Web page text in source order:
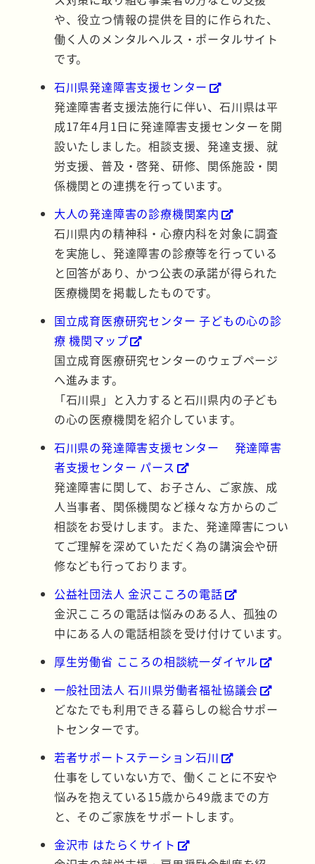
や、役立つ情報の提供を目的に作られた、
働く人のメンタルヘルス・ポータルサイト
です。
石川県発達障害支援センター
発達障害者支援法施行に伴い、石川県は平
成17年4月1日に発達障害支援センターを開
設いたしました。相談支援、発達支援、就
労支援、普及・啓発、研修、関係施設・関
係機関との連携を行っています。
大人の発達障害の診療機関案内
石川県内の精神科・心療内科を対象に調査
を実施し、発達障害の診療等を行っている
と回答があり、かつ公表の承諾が得られた
医療機関を掲載したものです。
国立成育医療研究センター 子どもの心の診
療 機関マップ
国立成育医療研究センターのウェブページ
へ進みます。
「石川県」と入力すると石川県内の子ども
の心の医療機関を紹介しています。
石川県の発達障害支援センター 発達障害
者支援センター パース
発達障害に関して、お子さん、ご家族、成
人当事者、関係機関など様々な方からのご
相談をお受けします。また、発達障害につい
てご理解を深めていただく為の講演会や研
修なども行っております。
公益社団法人 金沢こころの電話
金沢こころの電話は悩みのある人、孤独の
中にある人の電話相談を受け付けています。
厚生労働省 こころの相談統一ダイヤル
一般社団法人 石川県労働者福祉協議会
どなたでも利用できる暮らしの総合サポー
トセンターです。
若者サポートステーション石川
仕事をしていない方で、働くことに不安や
悩みを抱えている15歳から49歳までの方
と、そのご家族をサポートします。
金沢市 はたらくサイト